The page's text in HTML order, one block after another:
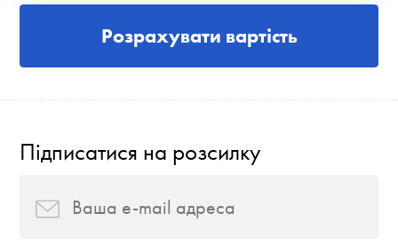
Розрахувати вартість
Підписатися на розсилку